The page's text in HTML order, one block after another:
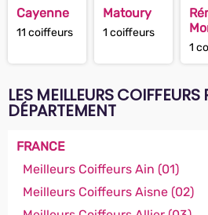
Cayenne
11 coiffeurs
Matoury
1 coiffeurs
1
LES MEILLEURS COIFFEURS
DÉPARTEMENT
FRANCE
Meilleurs Coiffeurs Ain (01)
Meilleurs Coiffeurs Aisne (02)